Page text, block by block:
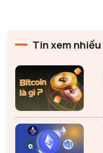
Tin xem nhiều